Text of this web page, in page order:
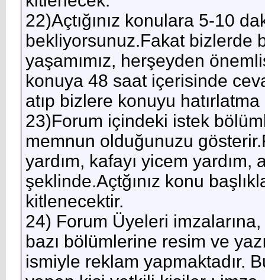
22)Açtığınız konulara 5-10
bekliyorsunuz.Fakat bizlerde
yaşamımız, herşeyden
konuya 48 saat içerisinde
atıp bizlere konuyu
23)Forum içindeki istek
memnun olduğunuzu
yardım, kafayı yicem yardım,
şeklinde.Açtğınız konu
kitlenecektir.
24) Forum Üyeleri
bazı bölümlerine resim ve
ismiyle reklam yapmaktadır.